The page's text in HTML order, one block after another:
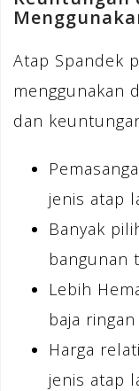
Atap Spandek
menggunakan
dan
jenis atap
Banyak
bangunan
Lebih
baja ringan
Harga
jenis atap